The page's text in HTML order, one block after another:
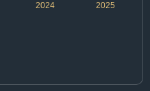
2024 2025